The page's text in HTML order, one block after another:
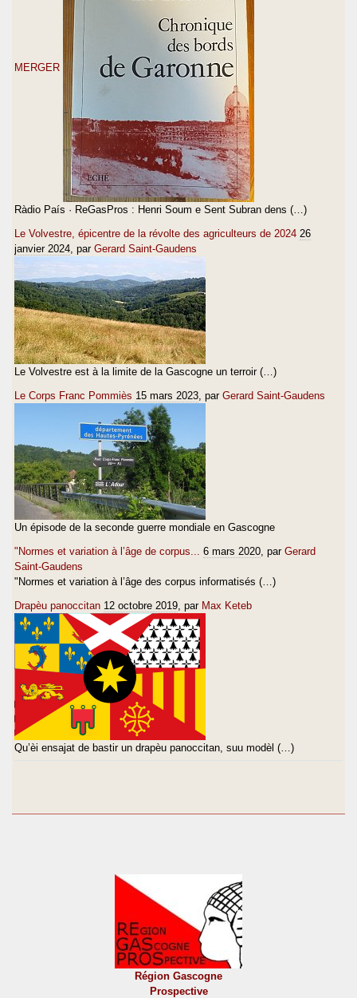
MERGER
Ràdio País · ReGasPros : Henri Soum e Sent Subran dens (…)
Le Volvestre, épicentre de la révolte des agriculteurs de 2024 26
janvier 2024 , par Gerard Saint-Gaudens
Le Volvestre est à la limite de la Gascogne un terroir (…)
Le Corps Franc Pommiès 15 mars 2023 , par Gerard Saint-Gaudens
Un épisode de la seconde guerre mondiale en Gascogne
"Normes et variation à l’âge de corpus...
6 mars 2020 , par Gerard
Saint-Gaudens
"Normes et variation à l’âge des corpus informatisés (…)
Drapèu panoccitan 12 octobre 2019 , par Max Keteb
Qu’èi ensajat de bastir un drapèu panoccitan, suu modèl (…)
Région Gascogne
Prospective